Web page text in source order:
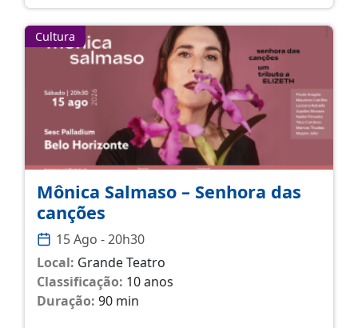
Cultura
Mônica Salmaso – Senhora das
canções
15 Ago - 20h30
Local: Grande Teatro
Classificação: 10 anos
Duração: 90 min